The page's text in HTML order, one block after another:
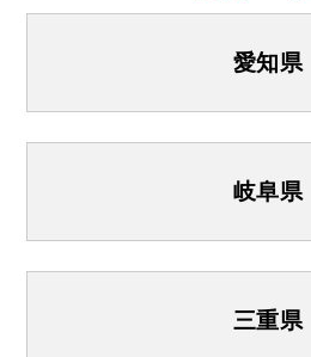
愛知県
岐阜県
三重県